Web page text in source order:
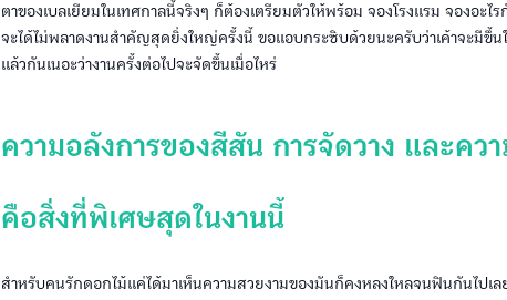
ตาของเบลเยียมในเทศกาลนี้จริงๆ ก็ต้องเตรียมตัวให้พร้อม จองโรงแรม จองอะไ
จะได้ไม่พลาดงานสำคัญสุดยิ่งใหญ่ครั้งนี้ ขอแอบกระซิบด้วยนะครับว่าเค้าจะมีขึ้
แล้วกันเนอะว่างานครั้งต่อไปจะจัดขึ้นเมื่อไหร่
ความอลังการของสีสัน การจัดวาง และคว
คือสิ่งที่พิเศษสุดในงานนี้
สำหรับคนรักดอกไม้แค่ได้มาเห็นความสวยงามของมันก็คงหลงใหลจนฟินกันไปเ